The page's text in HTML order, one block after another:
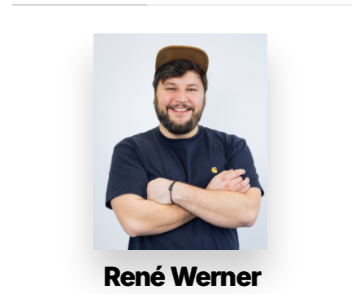
René Werner
René Werner